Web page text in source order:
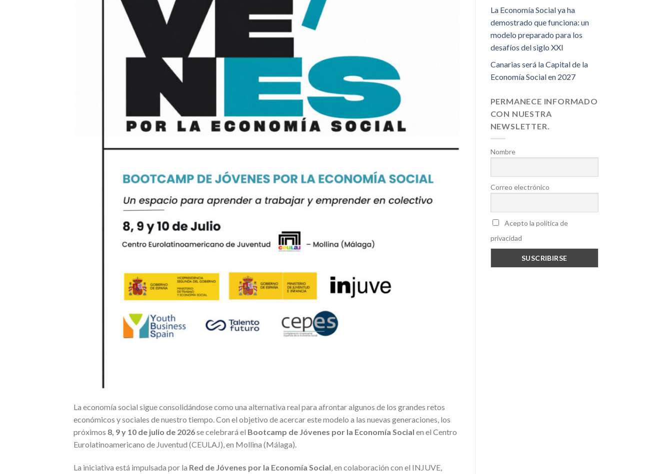
La economía social sigue consolidándose como una alternativa real para afrontar algunos de los grandes retos
económicos y sociales de nuestro tiempo. Con el objetivo de acercar este modelo a las nuevas generaciones, los
próximos 8, 9 y 10 de julio de 2026se celebrará el Bootcamp de Jóvenes por la Economía Social en el Centro
Eurolatinoamericano de Juventud (CEULAJ), en Mollina (Málaga).
La iniciativa está impulsada por la Red de Jóvenes por la Economía Social, en colaboración con el INJUVE,
La Economía Social ya ha
demostrado que funciona: un
modelo preparado para los
desafíos del siglo XXI
Canarias será la Capital de la
Economía Social en 2027
PERMANECE INFORMADO
CON NUESTRA
NEWSLETTER.
Nombre
Correo electrónico
Acepto la política de
privacidad